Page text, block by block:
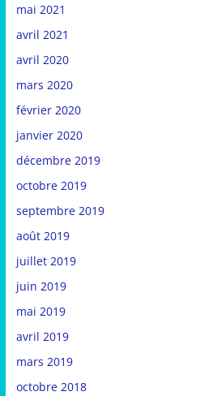
mai 2021
avril 2021
avril 2020
mars 2020
février 2020
janvier 2020
décembre 2019
octobre 2019
septembre 2019
août 2019
juillet 2019
juin 2019
mai 2019
avril 2019
mars 2019
octobre 2018